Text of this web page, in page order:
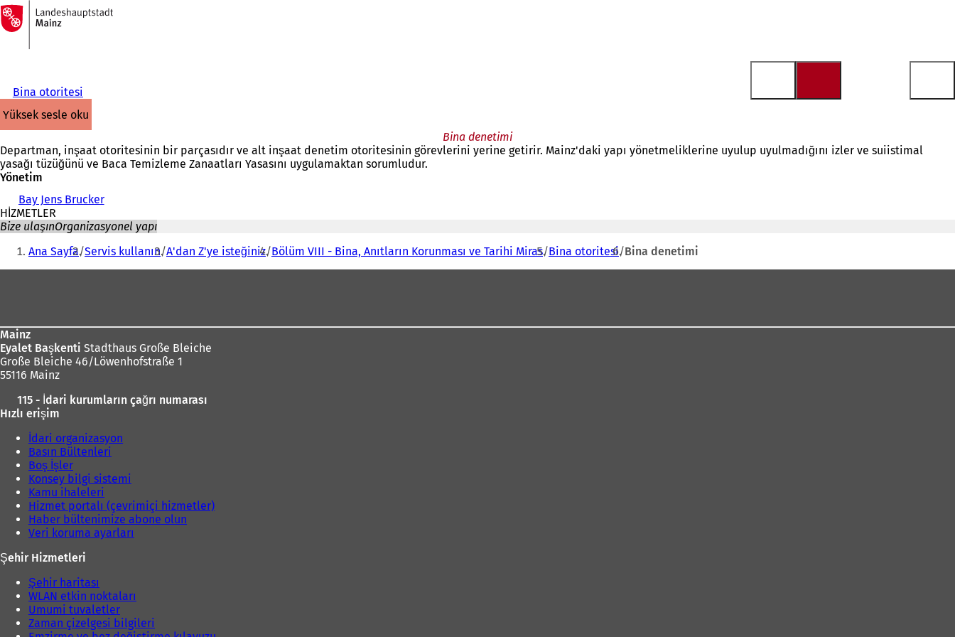
İçeriğe atla
Ana
sayfaya
Bina otoritesi
yüksek sesle oku
Bina denetimi
Departman, inşaat otoritesinin bir parçasıdır ve alt inşaat denetim otoritesinin görevlerini yerine getirir. Mainz'daki yapı yönetmeliklerine uyulup uyulmadığını izler ve suiistimal
yasağı tüzüğünü ve Baca Temizleme Zanaatları Yasasını uygulamaktan sorumludur.
Yönetim
Bay Jens Brucker
HİZMETLER
Bize ulaşınOrganizasyonel yapı
Buradasınız:
Ana Sayfa Servis kullanın A'dan Z'ye isteğiniz Bölüm VIII - Bina, Anıtların Korunması ve Tarihi Miras Bina otoritesi Bina denetimi
Mainz
Eyalet Başkenti Stadthaus Große Bleiche
Große Bleiche 46/Löwenhofstraße 1
55116 Mainz
115 - İdari kurumların çağrı numarası
Hızlı erişim
İdari organizasyon
Basın Bültenleri
Boş İşler
Konsey bilgi sistemi
Kamu ihaleleri
Hizmet portalı (çevrimiçi hizmetler)
Haber bültenimize abone olun
Veri koruma ayarları
Şehir Hizmetleri
Şehir haritası
WLAN etkin noktaları
Umumi tuvaletler
Zaman çizelgesi bilgileri